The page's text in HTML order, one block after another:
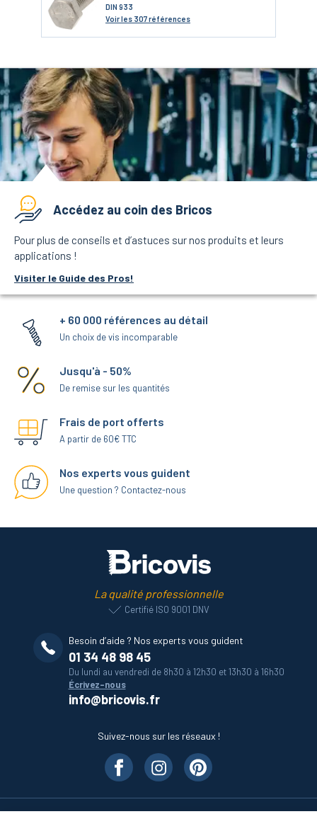
DIN 933
Voirles 307 références
Accédez au coin des Bricos
Pour plus de conseils et d’astuces sur nos produits et leurs
applications !
Visiter le Guide des Pros!
+ 60 000 références au détail
Un choix de vis incomparable
Jusqu'à - 50%
De remise sur les quantités
Frais de port offerts
A partir de 60€ TTC
Nos experts vous guident
Une question ? Contactez-nous
La qualité professionnelle
Certifié ISO 9001 DNV
Besoin d’aide ? Nos experts vous guident
01 34 48 98 45
Du lundi au vendredi de 8h30 à 12h30 et 13h30 à 16h30
Écrivez-nous
info@bricovis.fr
Suivez-nous sur les réseaux !